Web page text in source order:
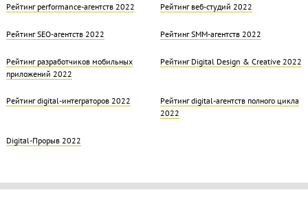
Рейтинг performance-агентств 2022 Рейтинг веб-студий 2022
Рейтинг SEO-агентств 2022 Рейтинг SMM-агентств 2022
Рейтинг разработчиков мобильных
приложений 2022
Рейтинг Digital Design & Creative 2022
Рейтинг digital-интеграторов 2022
Рейтинг digital-агентств полного цикла
2022
Digital-Прорыв 2022